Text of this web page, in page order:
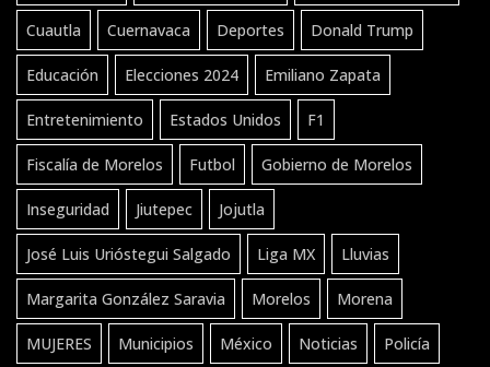
Cuautla Cuernavaca Deportes Donald Trump
Educación Elecciones 2024 Emiliano Zapata
Entretenimiento Estados Unidos F1
Fiscalía de Morelos Futbol Gobierno de Morelos
Inseguridad Jiutepec Jojutla
José Luis Urióstegui Salgado Liga MX Lluvias
Margarita González Saravia Morelos Morena
MUJERES Municipios México Noticias Policía